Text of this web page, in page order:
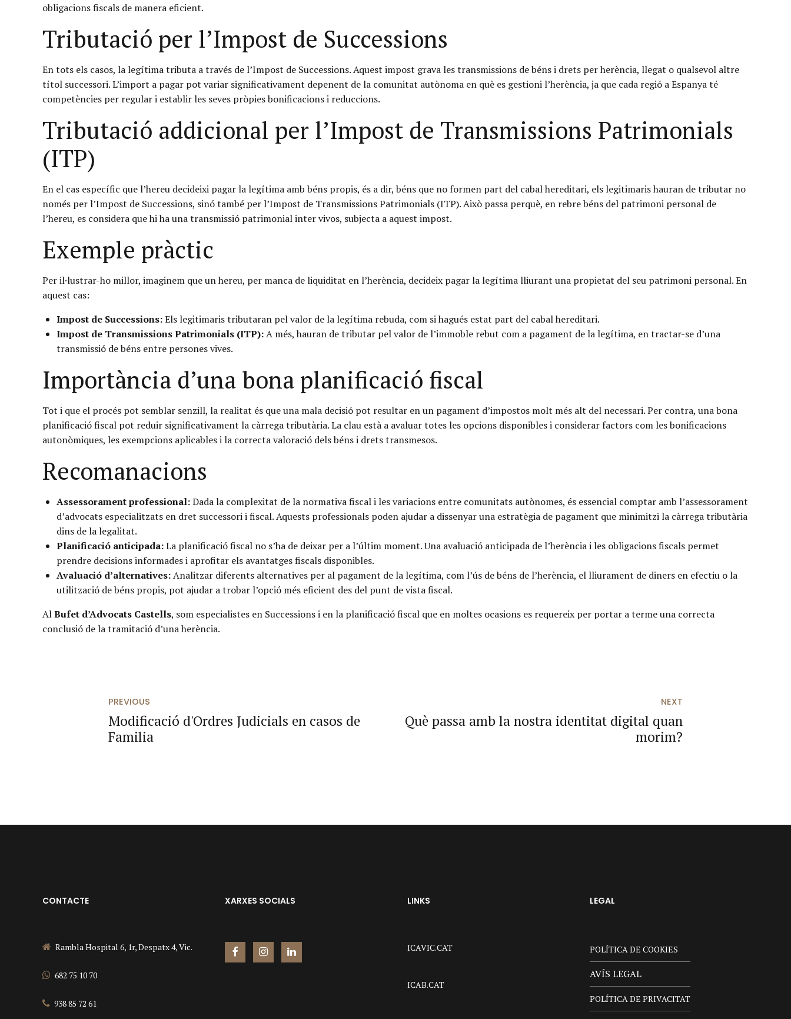
obligacions fiscals de manera eficient.
Tributació per l’Impost de Successions
En tots els casos, la legítima tributa a través de l’Impost de Successions. Aquest impost grava les transmissions de béns i drets per herència, llegat o qualsevol altre
títol successori. L’import a pagar pot variar significativament depenent de la comunitat autònoma en què es gestioni l’herència, ja que cada regió a Espanya té
competències per regular i establir les seves pròpies bonificacions i reduccions.
Tributació addicional per l’Impost de Transmissions Patrimonials
(ITP)
En el cas específic que l’hereu decideixi pagar la legítima amb béns propis, és a dir, béns que no formen part del cabal hereditari, els legitimaris hauran de tributar no
només per l’Impost de Successions, sinó també per l’Impost de Transmissions Patrimonials (ITP). Això passa perquè, en rebre béns del patrimoni personal de
l’hereu, es considera que hi ha una transmissió patrimonial inter vivos, subjecta a aquest impost.
Exemple pràctic
Per il·lustrar-ho millor, imaginem que un hereu, per manca de liquiditat en l’herència, decideix pagar la legítima lliurant una propietat del seu patrimoni personal. En
aquest cas:
Impost de Successions:Els legitimaris tributaran pel valor de la legítima rebuda, com si hagués estat part del cabal hereditari.
Impost de Transmissions Patrimonials (ITP):A més, hauran de tributar pel valor de l’immoble rebut com a pagament de la legítima, en tractar-se d’una
transmissió de béns entre persones vives.
Importància d’una bona planificació fiscal
Tot i que el procés pot semblar senzill, la realitat és que una mala decisió pot resultar en un pagament d’impostos molt més alt del necessari. Per contra, una bona
planificació fiscal pot reduir significativament la càrrega tributària. La clau està a avaluar totes les opcions disponibles i considerar factors com les bonificacions
autonòmiques, les exempcions aplicables i la correcta valoració dels béns i drets transmesos.
Recomanacions
Assessorament professional:Dada la complexitat de la normativa fiscal i les variacions entre comunitats autònomes, és essencial comptar amb l’assessorament
d’advocats especialitzats en dret successori i fiscal. Aquests professionals poden ajudar a dissenyar una estratègia de pagament que minimitzi la càrrega tributària
dins de la legalitat.
Planificació anticipada:La planificació fiscal no s’ha de deixar per a l’últim moment. Una avaluació anticipada de l’herència i les obligacions fiscals permet
prendre decisions informades i aprofitar els avantatges fiscals disponibles.
Avaluació d’alternatives:Analitzar diferents alternatives per al pagament de la legítima, com l’ús de béns de l’herència, el lliurament de diners en efectiu o la
utilització de béns propis, pot ajudar a trobar l’opció més eficient des del punt de vista fiscal.
AlBufet d’Advocats Castells, som especialistes en Successions i en la planificació fiscal que en moltes ocasions es requereix per portar a terme una correcta
conclusió de la tramitació d’una herència.
PREVIOUS
Modificació d'Ordres Judicials en casos de
Familia
NEXT
Què passa amb la nostra identitat digital quan
morim?
CONTACTE
Rambla Hospital 6, 1r, Despatx 4, Vic.
682 75 10 70
938 85 72 61
XARXES SOCIALS LINKS
ICAVIC.CAT
ICAB.CAT
LEGAL
POLÍTICA DE COOKIES
AVÍS LEGAL
POLÍTICA DE PRIVACITAT